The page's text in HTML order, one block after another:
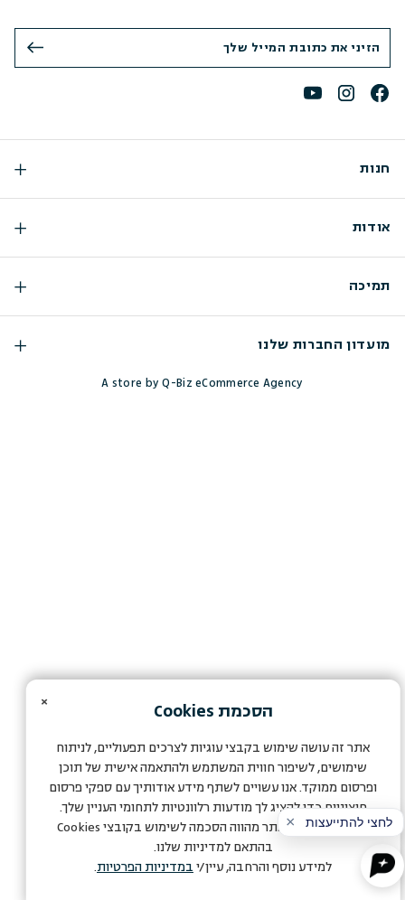
חנות
אודות
תמיכה
מועדון החברות שלנו
A store by Q-Biz eCommerce Agency
× הסכמת Cookies
אתר זה עושה שימוש בקבצי עוגיות לצרכים תפעוליים, לניתוח
שימושים, לשיפור חווית המשתמש ולהתאמה אישית של תוכן
ופרסום ממוקד. אנו עשויים לשתף מידע אודותיך עם ספקי פרסום
חיצוניים כדי להציג לך מודעות רלוונטיות לתחומי העניין שלך.
המשך הגלישה באתר מהווה הסכמה לשימוש בקובצי Cookies
בהתאם למדיניות שלנו.
למידע נוסף והרחבה, עיין/י במדיניות הפרטיות.